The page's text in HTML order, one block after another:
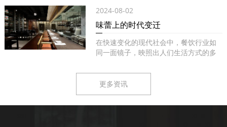
2024-08-02
味蕾上的时代变迁
在快速变化的现代社会中，餐饮行业如
同一面镜子，映照出人们生活方式的多
更多资讯